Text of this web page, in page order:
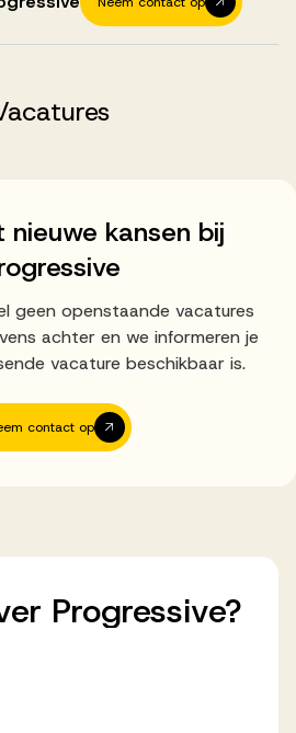
nieuwe kansen bij
geen openstaande vacatures
achter en we informeren je
vacature beschikbaar is.
contact op
Progressive?